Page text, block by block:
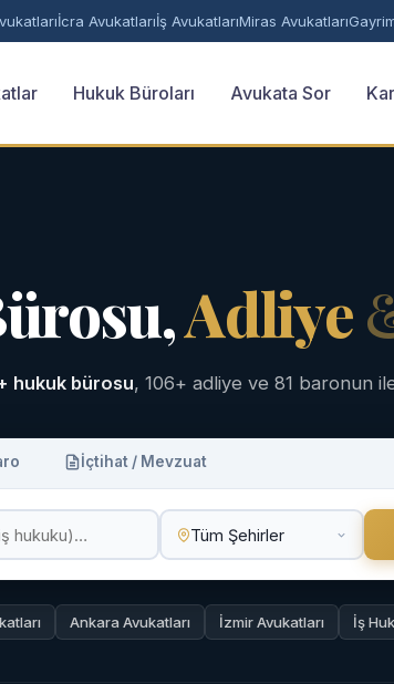
İcra Avukatlarıİş AvukatlarıMiras Avukatları
Hukuk Büroları Avukata Sor
Adliye
hukuk bürosu, 106+ adliye ve 81 baronun
İçtihat / Mevzuat
Ankara Avukatları İzmir Avukatları İş